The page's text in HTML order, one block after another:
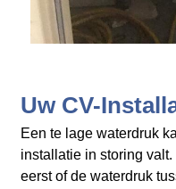
Uw CV-
Een te lage waterdruk
installatie in storing
eerst of de waterdruk